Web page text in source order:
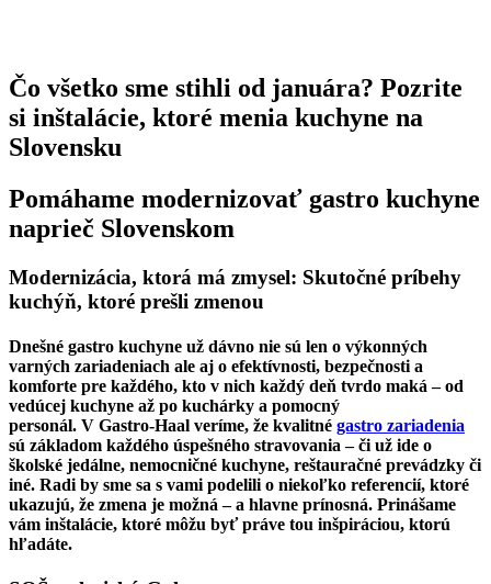
Čo všetko sme stihli od januára? Pozrite
si inštalácie, ktoré menia kuchyne na
Slovensku
Pomáhame modernizovať gastro kuchyne
naprieč Slovenskom
Modernizácia, ktorá má zmysel: Skutočné príbehy
kuchýň, ktoré prešli zmenou
Dnešné gastro kuchyne už dávno nie sú len o výkonných
varných zariadeniach ale aj o efektívnosti, bezpečnosti a
komforte pre každého, kto v nich každý deň tvrdo maká – od
vedúcej kuchyne až po kuchárky a pomocný
personál. V Gastro-Haal veríme, že kvalitné gastro zariadenia
sú základom každého úspešného stravovania – či už ide o
školské jedálne, nemocničné kuchyne, reštauračné prevádzky či
iné. Radi by sme sa s vami podelili o niekoľko referencií, ktoré
ukazujú, že zmena je možná – a hlavne prínosná. Prinášame
vám inštalácie, ktoré môžu byť práve tou inšpiráciou, ktorú
hľadáte.